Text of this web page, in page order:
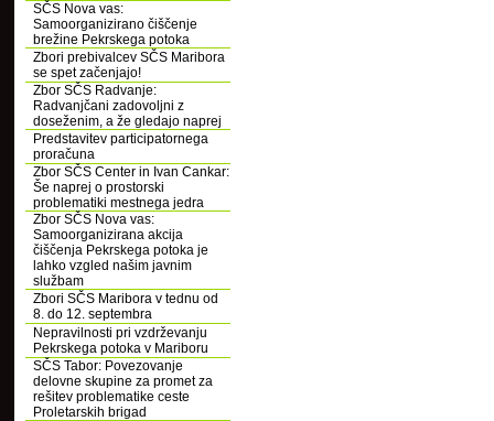
SČS Nova vas:
Samoorganizirano čiščenje
brežine Pekrskega potoka
Zbori prebivalcev SČS Maribora
se spet začenjajo!
Zbor SČS Radvanje:
Radvanjčani zadovoljni z
doseženim, a že gledajo naprej
Predstavitev participatornega
proračuna
Zbor SČS Center in Ivan Cankar:
Še naprej o prostorski
problematiki mestnega jedra
Zbor SČS Nova vas:
Samoorganizirana akcija
čiščenja Pekrskega potoka je
lahko vzgled našim javnim
službam
Zbori SČS Maribora v tednu od
8. do 12. septembra
Nepravilnosti pri vzdrževanju
Pekrskega potoka v Mariboru
SČS Tabor: Povezovanje
delovne skupine za promet za
rešitev problematike ceste
Proletarskih brigad